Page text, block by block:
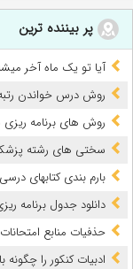
پر بیننده ترین
آیا تو یک ماه آخر
روش درس خواندن
روش های برنامه ریزی
سختی های رشته
بارم‌ بندی کتابهای درسی
دانلود جدول برنامه
حذفیات منابع امتحانات
ادبیات کنکور را چگونه بالای 90